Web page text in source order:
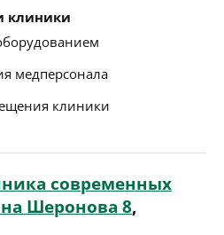
клиники
медперсонала
клиники
современных
Шеронова 8,